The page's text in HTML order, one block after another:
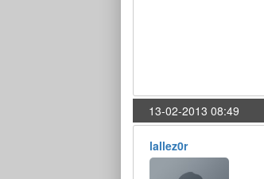
13-02-2013 08:49
lallez0r